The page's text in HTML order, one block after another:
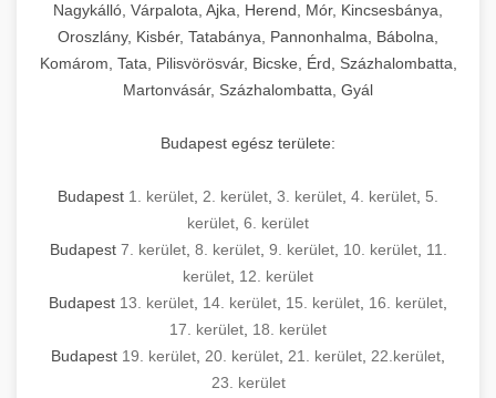
Nagykálló, Várpalota, Ajka, Herend, Mór, Kincsesbánya,
Oroszlány, Kisbér, Tatabánya, Pannonhalma, Bábolna,
Komárom, Tata, Pilisvörösvár, Bicske, Érd, Százhalombatta,
Martonvásár, Százhalombatta, Gyál
Budapest egész területe:
Budapest 1. kerület 2. kerület 3. kerület 4. kerület 5.
kerület 6. kerület
Budapest 7. kerület, 8. kerület, 9. kerület, 10. kerület, 11.
kerület 12. kerület
Budapest 13. kerület 14. kerület 15. kerület 16. kerület
17. kerület 18. kerület
Budapest 19. kerület 20. kerület 21. kerület 22.kerület
23. kerület